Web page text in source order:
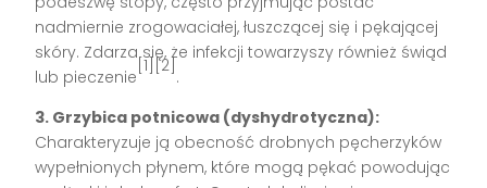
nadmiernie zrogowaciałej, łuszczącej się i pękającej
skóry. Zdarza się, że infekcji towarzyszy również świąd
lub pieczenie
[1][2]
.
3. Grzybica potnicowa (dyshydrotyczna):
Charakteryzuje ją obecność drobnych pęcherzyków
wypełnionych płynem, które mogą pękać powodując